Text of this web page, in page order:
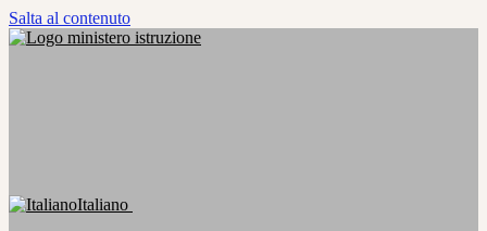
Salta al contenuto
Italiano